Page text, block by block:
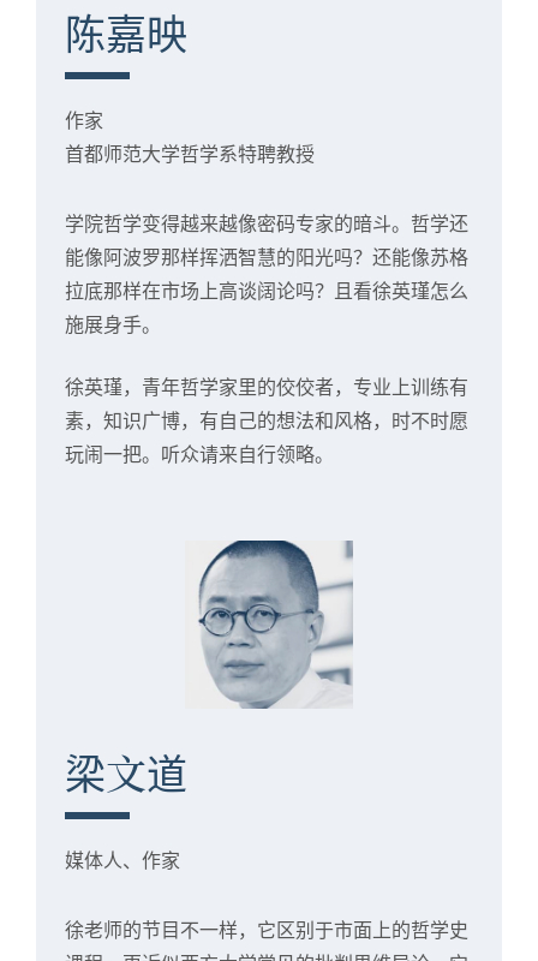
陈嘉映
作家
首都师范大学哲学系特聘教授
学院哲学变得越来越像密码专家的暗斗。哲学还
能像阿波罗那样挥洒智慧的阳光吗？还能像苏格
拉底那样在市场上高谈阔论吗？且看徐英瑾怎么
施展身手。
徐英瑾，青年哲学家里的佼佼者，专业上训练有
素，知识广博，有自己的想法和风格，时不时愿
玩闹一把。听众请来自行领略。
梁文道
媒体人、作家
徐老师的节目不一样，它区别于市面上的哲学史